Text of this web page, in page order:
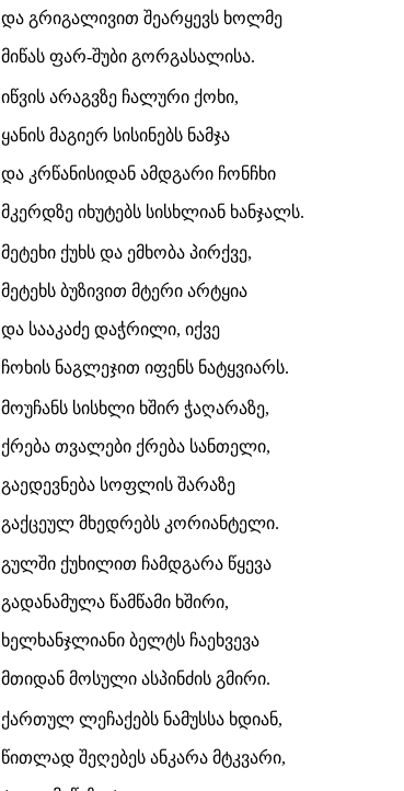
და გრიგალივით შეარყევს ხოლმე
მიწას ფარ-შუბი გორგასალისა.
იწვის არაგვზე ჩალური ქოხი,
ყანის მაგიერ სისინებს ნამჯა
და კრწანისიდან ამდგარი ჩონჩხი
მკერდზე იხუტებს სისხლიან ხანჯალს.
მეტეხი ქუხს და ემხობა პირქვე,
მეტეხს ბუზივით მტერი არტყია
და სააკაძე დაჭრილი, იქვე
ჩოხის ნაგლეჯით იფენს ნატყვიარს.
მოუჩანს სისხლი ხშირ ჭაღარაზე,
ქრება თვალები ქრება სანთელი,
გაედევნება სოფლის შარაზე
გაქცეულ მხედრებს კორიანტელი.
გულში ქუხილით ჩამდგარა წყევა
გადანამულა წამწამი ხშირი,
ხელხანჯლიანი ბელტს ჩაეხვევა
მთიდან მოსული ასპინძის გმირი.
ქართულ ლეჩაქებს ნამუსსა ხდიან,
წითლად შეღებეს ანკარა მტკვარი,